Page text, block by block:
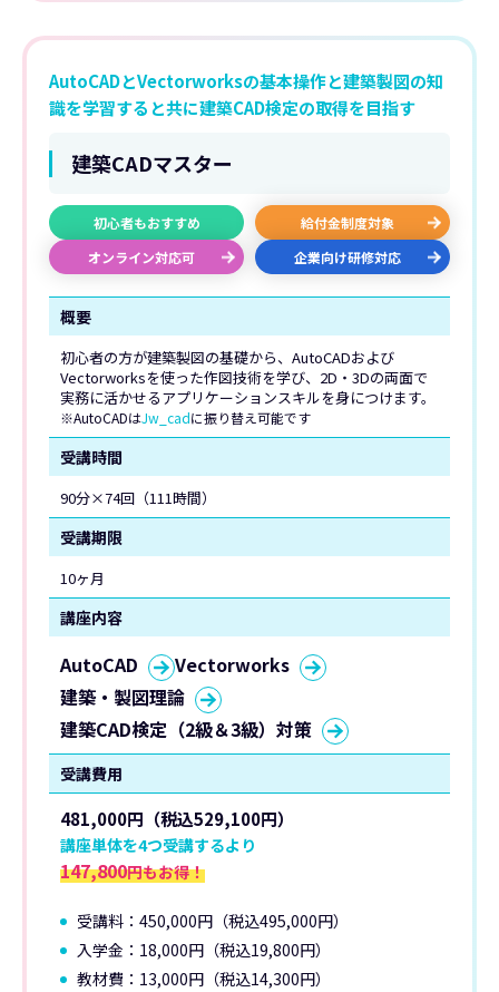
AutoCADとVectorworksの基本操作と建築製図の知
識を学習すると共に建築CAD検定の取得を目指す
建築CADマスター
初心者もおすすめ
給付金制度対象
オンライン対応可
企業向け研修対応
概要
初心者の方が建築製図の基礎から、AutoCADおよび
Vectorworksを使った作図技術を学び、2D・3Dの両面で
実務に活かせるアプリケーションスキルを身につけます。
※AutoCADはJw_cadに振り替え可能です
受講時間
90分×74回（111時間）
受講期限
10ヶ月
講座内容
AutoCAD
Vectorworks
建築・製図理論
建築CAD検定（2級＆3級）対策
受講費用
481,000円（税込529,100円）
講座単体を4つ受講するより
147,800円もお得！
受講料：450,000円（税込495,000円）
入学金：18,000円（税込19,800円）
教材費：13,000円（税込14,300円）